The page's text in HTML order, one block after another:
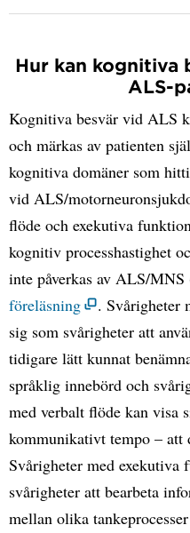
Hur kan kognitiva
ALS-
Kognitiva besvär vid ALS
och märkas av patienten
kognitiva domäner som
vid ALS/
flöde och exekutiva
kognitiv processhastighet
inte påverkas av ALS/MNS
föreläsning
. Svårigheter
sig som svårigheter att
tidigare lätt kunnat
språklig innebörd och
med verbalt flöde kan visa
kommunikativt tempo – att
Svårigheter med exekutiva
svårigheter att bearbeta
mellan olika